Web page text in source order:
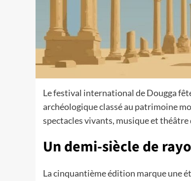
Le festival international de Dougga
archéologique classé au patrimoine
spectacles vivants, musique et théâtre
Un demi-siècle de
La cinquantième édition marque une